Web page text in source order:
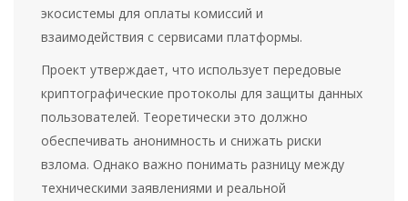
экосистемы для оплаты комиссий и
взаимодействия с сервисами платформы.
Проект утверждает, что использует передовые
криптографические протоколы для защиты данных
пользователей. Теоретически это должно
обеспечивать анонимность и снижать риски
взлома. Однако важно понимать разницу между
техническими заявлениями и реальной